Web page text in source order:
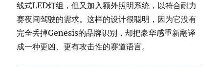
线式LED灯组，但又加入额外照明系统，以符合耐力
赛夜间驾驶的需求。这样的设计很聪明，因为它没有
完全丢掉Genesis的品牌识别，却把豪华感重新翻译
成一种更凶、更有攻击性的赛道语言。